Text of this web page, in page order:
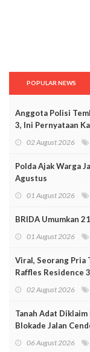
POPULAR NEWS
Anggota Polisi
3, Ini Pernyataan
02 August 2026
Polda Ajak Warga
Agustus
01 August 2026
BRIDA Umumkan
01 August 2026
Viral, Seorang Pria
Raffles Residence
02 August 2026
Tanah Adat
Blokade Jalan
06 August 2026